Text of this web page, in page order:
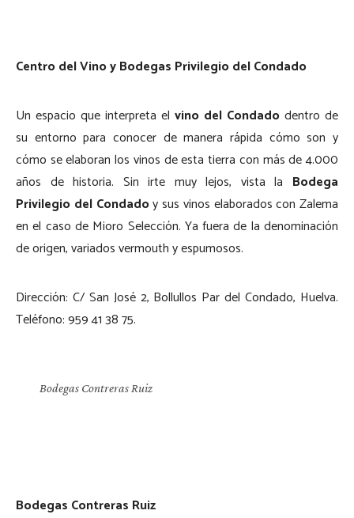
Centro del Vino y Bodegas Privilegio del Condado
Un espacio que interpreta el vino del Condado dentro de
su entorno para conocer de manera rápida cómo son y
cómo se elaboran los vinos de esta tierra con más de 4.000
años de historia. Sin irte muy lejos, vista la Bodega
Privilegio del Condadoy sus vinos elaborados con Zalema
en el caso de Mioro Selección. Ya fuera de la denominación
de origen, variados vermouth y espumosos.
Dirección: C/ San José 2, Bollullos Par del Condado, Huelva.
Teléfono: 959 41 38 75.
Bodegas Contreras Ruiz
Bodegas Contreras Ruiz